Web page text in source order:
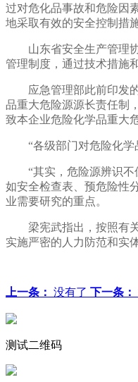
过对危化品事故和危险因
地采取有效的安全控制措
山东省安全生产管理协
管理制度，通过技术措施
应急管理部此前印发的
品重大危险源源长责任制
致本企业危险化学品重大
“各级部门对危险化学品
“其实，危险源辨识不但
如安全检查表、预危险性
业需要研究的重点。
梁宪武指出，按照有关
实施严密的人力防范和实
上一条： 没有了 下一条：
测试二维码